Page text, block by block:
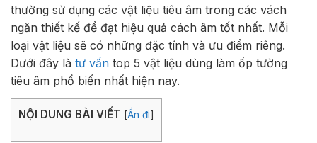
thường sử dụng các vật liệu tiêu âm trong các vách
ngăn thiết kế để đạt hiệu quả cách âm tốt nhất. Mỗi
loại vật liệu sẽ có những đặc tính và ưu điểm riêng.
Dưới đây là tư vấn top 5 vật liệu dùng làm ốp tường
tiêu âm phổ biến nhất hiện nay.
NỘI DUNG BÀI VIẾT [Ẩn đi]